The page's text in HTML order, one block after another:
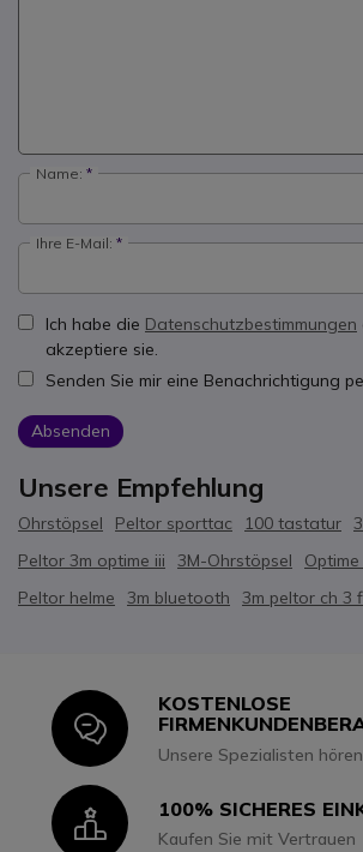
Name:
Ihre E-Mail:
Ich habe die Datenschutzbestimmungen
akzeptiere sie.
Senden Sie mir eine Benachrichtigung
Absenden
Unsere Empfehlung
Ohrstöpsel Peltor sporttac 100 tastatur
Peltor 3m optime iii
3M-Ohrstöpsel
Peltor helme
3m bluetooth 3m peltor ch 3
Icon
KOSTENLOSE
Unsere Spezialisten
Icon100% SICHERES
Kaufen Sie mit Vertrauen